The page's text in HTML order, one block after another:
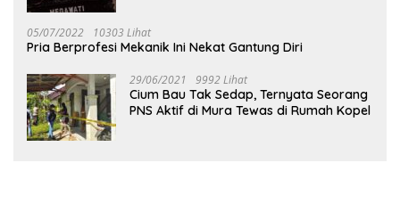
05/07/2022 10303 Lihat
Pria Berprofesi Mekanik Ini Nekat Gantung Diri
29/06/2021 9992 Lihat
Cium Bau Tak Sedap, Ternyata Seorang
PNS Aktif di Mura Tewas di Rumah Kopel